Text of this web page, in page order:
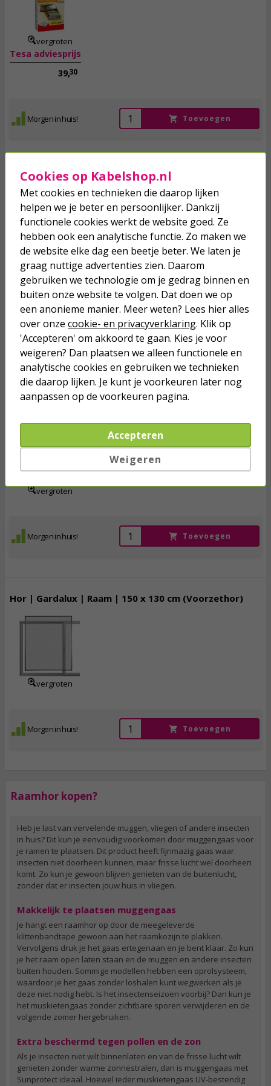
vergroten
Tesa adviesprijs
39,30
Morgen in huis! Toevoegen
Hor | Tesa | Raam | 130 x 150 cm (Oprolbaar, Zwart)
vergroten
22,
incl. btw
Tesa adviesprijs
26,15
Morgen in huis! Toevoegen
Hor | Tesa | Raam | 4 stuks | 110 x 130 cm
vergroten
24,
incl. btw
Morgen in huis! Toevoegen
Hor | Gardalux | Raam | 150 x 130 cm (Voorzethor)
vergroten
Morgen in huis! Toevoegen
Raamhor kopen?
Heb je last van vervelende muggen, vliegen of andere insecten
in huis? Dit kun je eenvoudig voorkomen door muggengaas voor
je ramen te plaatsen. Dit product heeft fijnmazig gaas waar
insecten niet doorheen kunnen, maar frisse lucht wel doorheen
komt. Zo kun je gewoon blijven genieten van de buitenlucht,
zonder dat er insecten jouw huis in vliegen.
Makkelijk te plaatsen muggengaas
Je hangt een raamhor op door de meegeleverde
klittenbandtape gewoon aan het raamkozijn te plakken.
Vervolgens druk je het gaas ertegenaan en je bent klaar. Zo kun
je het raam open laten staan en de muggen en andere insecten
buiten houden. Sommige modellen hebben een oprolsysteem,
waardoor je het gaas zonder loshalen kunt wegwerken als je
deze niet nodig hebt. Is het insectenseizoen voorbij? Dan kun je
het muskietengaas zonder zichtbare sporen verwijderen en de
volgende zomer hergebruiken.
Extra beschermd tegen pollen en de zon
Als je insecten niet wilt binnenlaten en van de frisse lucht wilt
genieten zonder warme zonnestralen, dan is muggengaas met
Sunprotect ideaal. Hoewel ieder muskietengaas UV-bestendig
Cookies op Kabelshop.nl
Met cookies en technieken die daarop lijken
helpen we je beter en persoonlijker. Dankzij
functionele cookies werkt de website goed. Ze
hebben ook een analytische functie. Zo maken we
de website elke dag een beetje beter. We laten je
graag nuttige advertenties zien. Daarom
gebruiken we technologie om je gedrag binnen en
buiten onze website te volgen. Dat doen we op
een anonieme manier. Meer weten? Lees hier alles
over onze cookie- en privacyverklaring. Klik op
'Accepteren' om akkoord te gaan. Kies je voor
weigeren? Dan plaatsen we alleen functionele en
analytische cookies en gebruiken we technieken
die daarop lijken. Je kunt je voorkeuren later nog
aanpassen op de voorkeuren pagina.
Accepteren
Weigeren